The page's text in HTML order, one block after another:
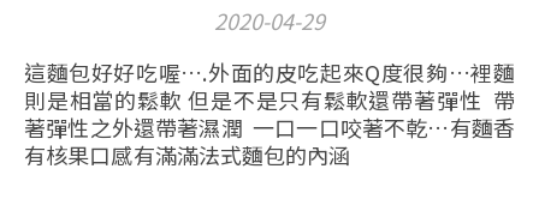
2020-04-29
這麵包好好吃喔….外面的皮吃起來Q度很夠…裡麵
則是相當的鬆軟 但是不是只有鬆軟還帶著彈性 帶
著彈性之外還帶著濕潤 一口一口咬著不乾…有麵香
有核果口感有滿滿法式麵包的內涵